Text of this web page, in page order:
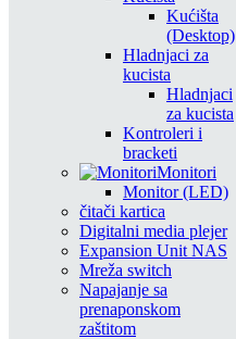
Kućišta
(Desktop)
Hladnjaci za
kucista
Hladnjaci
za kucista
Kontroleri i
bracketi
Monitori
Monitor (LED)
čitači kartica
Digitalni media plejer
Expansion Unit NAS
Mreža switch
Napajanje sa
prenaponskom
zaštitom